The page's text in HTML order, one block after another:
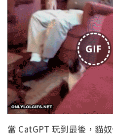
GIF
當 CatGPT 玩到最後，貓